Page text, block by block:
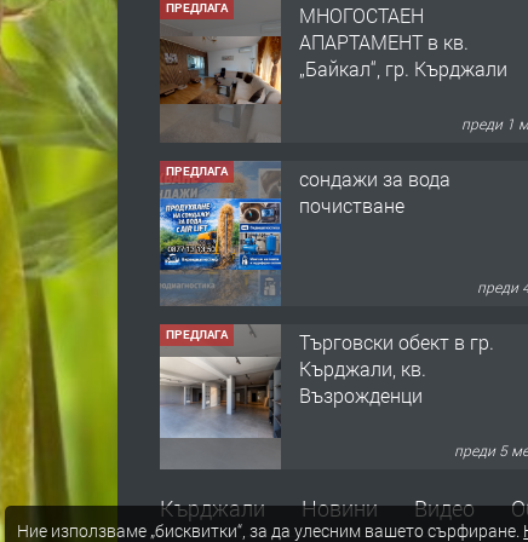
ПРЕДЛАГА
МНОГОСТАЕН
АПАРТАМЕНТ в кв.
„Байкал“, гр. Кърджали
преди 1
ПРЕДЛАГА
сондажи за вода
почистване
преди
ПРЕДЛАГА
Tърговски обект в гр.
Кърджали, кв.
Възрожденци
преди 5
търсим общ работник
Кърджали Новини Видео
Ние използваме „бисквитки“, за да улесним вашето сърфиране.